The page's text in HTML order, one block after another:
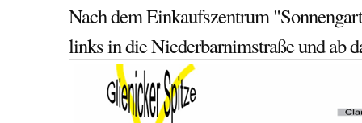
Nach dem Einkaufszentrum
links in die Niederbarnimstraße und ab